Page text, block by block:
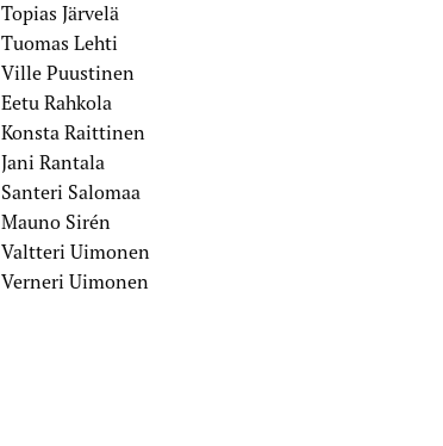
Topias Järvelä
Tuomas Lehti
Ville Puustinen
Eetu Rahkola
Konsta Raittinen
Jani Rantala
Santeri Salomaa
Mauno Sirén
Valtteri Uimonen
Verneri Uimonen